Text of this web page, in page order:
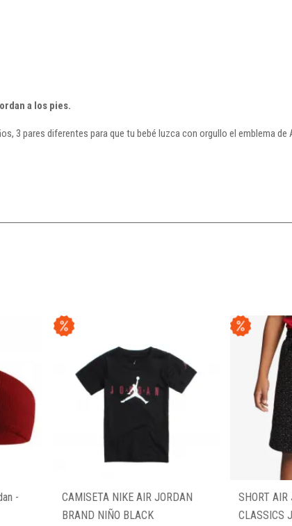
a los pies.
3 pares diferentes para que tu bebé luzca con orgullo el emblema de
-
CAMISETA NIKE AIR JORDAN
BRAND NIÑO BLACK
SHORT
CLASSICS